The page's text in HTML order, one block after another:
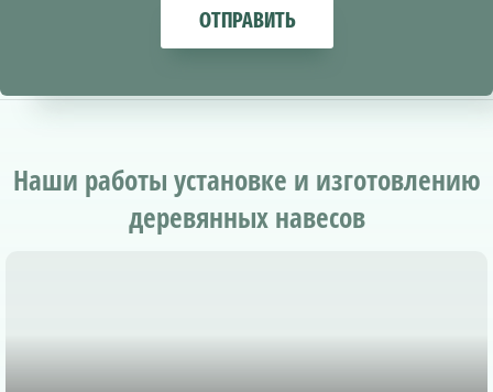
ОТПРАВИТЬ
Наши работы установке и изготовлению
деревянных навесов